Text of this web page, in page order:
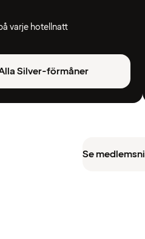
varje hotellnatt
Silver-förmåner
Se